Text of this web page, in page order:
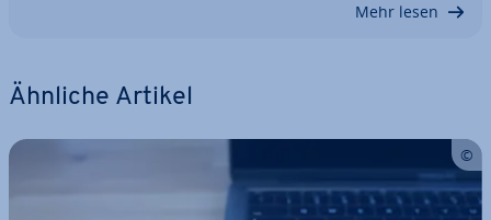
Mehr lesen
Ähnliche Artikel